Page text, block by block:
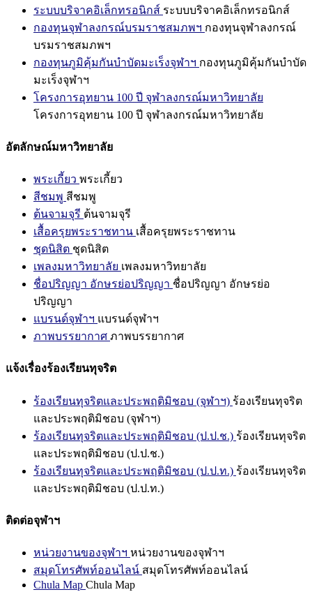
ระบบบริจาคอิเล็กทรอนิกส์ ระบบบริจาคอิเล็กทรอนิกส์
กองทุนจุฬาลงกรณ์บรมราชสมภพฯ กองทุนจุฬาลงกรณ์
บรมราชสมภพฯ
กองทุนภูมิคุ้มกันบำบัดมะเร็งจุฬาฯ กองทุนภูมิคุ้มกันบำบัด
มะเร็งจุฬาฯ
โครงการอุทยาน 100 ปี จุฬาลงกรณ์มหาวิทยาลัย
โครงการอุทยาน 100 ปี จุฬาลงกรณ์มหาวิทยาลัย
อัตลักษณ์มหาวิทยาลัย
พระเกี้ยว พระเกี้ยว
สีชมพู สีชมพู
ต้นจามจุรี ต้นจามจุรี
เสื้อครุยพระราชทาน เสื้อครุยพระราชทาน
ชุดนิสิต ชุดนิสิต
เพลงมหาวิทยาลัย เพลงมหาวิทยาลัย
ชื่อปริญญา อักษรย่อปริญญา ชื่อปริญญา อักษรย่อ
ปริญญา
แบรนด์จุฬาฯ แบรนด์จุฬาฯ
ภาพบรรยากาศ ภาพบรรยากาศ
แจ้งเรื่องร้องเรียนทุจริต
ร้องเรียนทุจริตและประพฤติมิชอบ (จุฬาฯ) ร้องเรียนทุจริต
และประพฤติมิชอบ (จุฬาฯ)
ร้องเรียนทุจริตและประพฤติมิชอบ (ป.ป.ช.) ร้องเรียนทุจริต
และประพฤติมิชอบ (ป.ป.ช.)
ร้องเรียนทุจริตและประพฤติมิชอบ (ป.ป.ท.) ร้องเรียนทุจริต
และประพฤติมิชอบ (ป.ป.ท.)
ติดต่อจุฬาฯ
หน่วยงานของจุฬาฯ หน่วยงานของจุฬาฯ
สมุดโทรศัพท์ออนไลน์ สมุดโทรศัพท์ออนไลน์
Chula Map Chula Map